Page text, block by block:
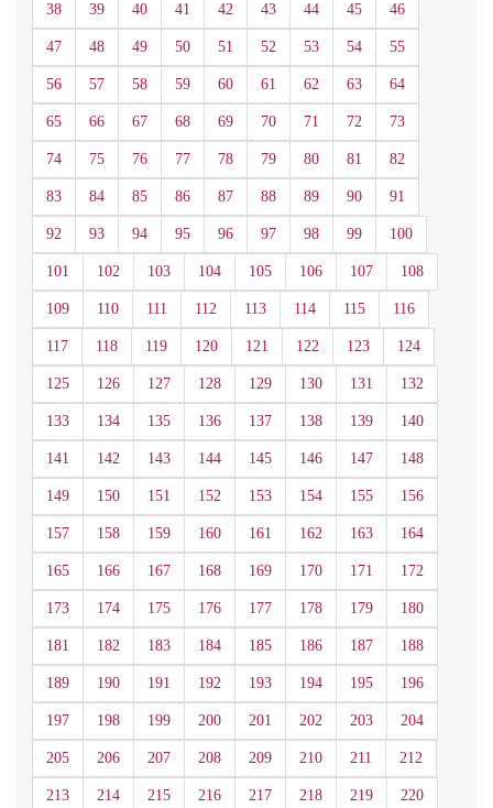
38 39 40 41 42 43 44 45 46
47 48 49 50 51 52 53 54 55
56 57 58 59 60 61 62 63 64
65 66 67 68 69 70 71 72 73
74 75 76 77 78 79 80 81 82
83 84 85 86 87 88 89 90 91
92 93 94 95 96 97 98 99 100
101 102 103 104 105 106 107 108
109 110 111 112 113 114 115 116
117 118 119 120 121 122 123 124
125 126 127 128 129 130 131 132
133 134 135 136 137 138 139 140
141 142 143 144 145 146 147 148
149 150 151 152 153 154 155 156
157 158 159 160 161 162 163 164
165 166 167 168 169 170 171 172
173 174 175 176 177 178 179 180
181 182 183 184 185 186 187 188
189 190 191 192 193 194 195 196
197 198 199 200 201 202 203 204
205 206 207 208 209 210 211 212
213 214 215 216 217 218 219 220